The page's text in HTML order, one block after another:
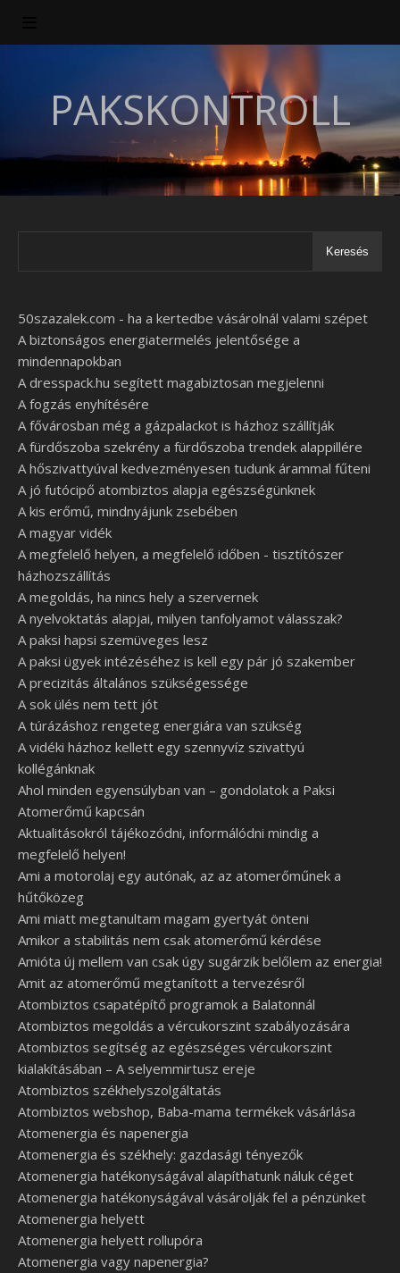
PAKSKONTROLL
Keresés
50szazalek.com - ha a kertedbe vásárolnál valami szépet
A biztonságos energiatermelés jelentősége a
mindennapokban
A dresspack.hu segített magabiztosan megjelenni
A fogzás enyhítésére
A fővárosban még a gázpalackot is házhoz szállítják
A fürdőszoba szekrény a fürdőszoba trendek alappillére
A hőszivattyúval kedvezményesen tudunk árammal fűteni
A jó futócipő atombiztos alapja egészségünknek
A kis erőmű, mindnyájunk zsebében
A magyar vidék
A megfelelő helyen, a megfelelő időben - tisztítószer
házhozszállítás
A megoldás, ha nincs hely a szervernek
A nyelvoktatás alapjai, milyen tanfolyamot válasszak?
A paksi hapsi szemüveges lesz
A paksi ügyek intézéséhez is kell egy pár jó szakember
A precizitás általános szükségessége
A sok ülés nem tett jót
A túrázáshoz rengeteg energiára van szükség
A vidéki házhoz kellett egy szennyvíz szivattyú
kollégánknak
Ahol minden egyensúlyban van – gondolatok a Paksi
Atomerőmű kapcsán
Aktualitásokról tájékozódni, informálódni mindig a
megfelelő helyen!
Ami a motorolaj egy autónak, az az atomerőműnek a
hűtőközeg
Ami miatt megtanultam magam gyertyát önteni
Amikor a stabilitás nem csak atomerőmű kérdése
Amióta új mellem van csak úgy sugárzik belőlem az energia!
Amit az atomerőmű megtanított a tervezésről
Atombiztos csapatépítő programok a Balatonnál
Atombiztos megoldás a vércukorszint szabályozására
Atombiztos segítség az egészséges vércukorszint
kialakításában – A selyemmirtusz ereje
Atombiztos székhelyszolgáltatás
Atombiztos webshop, Baba-mama termékek vásárlása
Atomenergia és napenergia
Atomenergia és székhely: gazdasági tényezők
Atomenergia hatékonyságával alapíthatunk náluk céget
Atomenergia hatékonyságával vásárolják fel a pénzünket
Atomenergia helyett
Atomenergia helyett rollupóra
Atomenergia vagy napenergia?